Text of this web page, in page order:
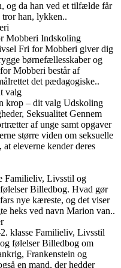
og da han ved et tilfælde får
han, lykken..
Mobberi Indskoling
Fri for Mobberi giver dig
børnefællesskaber og
Mobberi består af
det pædagogiske..
valg
krop – dit valg Udskoling
Seksualitet Gennem
af unge samt opgaver
større viden om seksuelle
eleverne kender deres
Familieliv, Livsstil og
Billedbog. Hvad gør
nye kæreste, og det viser
heks ved navn Marion van..
klasse Familieliv, Livsstil
følelser Billedbog om
Frankenstein og
en mand, der hedder